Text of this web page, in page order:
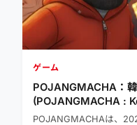
ゲーム
POJANGMACHA：
(POJANGMACHA :
Management
POJANGMACHAは、